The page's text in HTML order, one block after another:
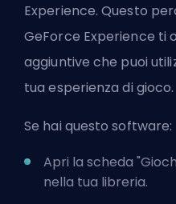
Experience. Questo
GeForce Experience ti
aggiuntive che puoi
tua esperienza di gioco.
Se hai questo software:
Apri la scheda
nella tua libreria.